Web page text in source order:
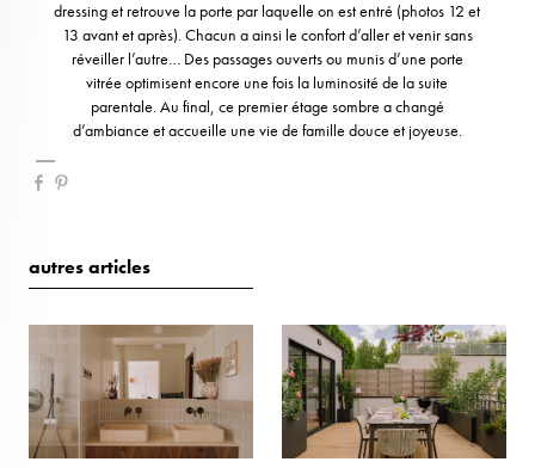
dressing et retrouve la porte par laquelle on est entré (photos 12 et
13 avant et après). Chacun a ainsi le confort d’aller et venir sans
réveiller l’autre… Des passages ouverts ou munis d’une porte
vitrée optimisent encore une fois la luminosité de la suite
parentale. Au final, ce premier étage sombre a changé
d’ambiance et accueille une vie de famille douce et joyeuse.
autres articles